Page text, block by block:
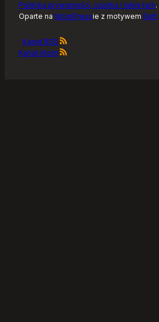
Polityka prywatności, ciastka i takie tam.
Oparte na WordPressie z motywem Raft
Kanał RSS
Kanał Atom